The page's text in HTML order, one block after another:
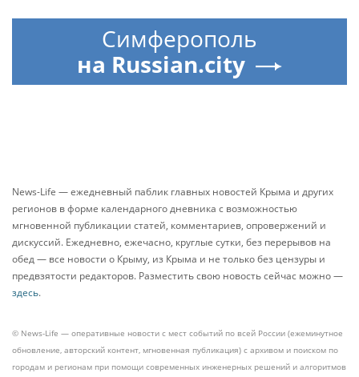
Симферополь
на Russian.city
News-Life — ежедневный паблик главных новостей Крыма и других
регионов в форме календарного дневника с возможностью
мгновенной публикации статей, комментариев, опровержений и
дискуссий. Ежедневно, ежечасно, круглые сутки, без перерывов на
обед — все новости о Крыму, из Крыма и не только без цензуры и
предвзятости редакторов. Разместить свою новость сейчас можно —
здесь.
© News-Life — оперативные новости с мест событий по всей России (ежеминутное
обновление, авторский контент, мгновенная публикация) с архивом и поиском по
городам и регионам при помощи современных инженерных решений и алгоритмов